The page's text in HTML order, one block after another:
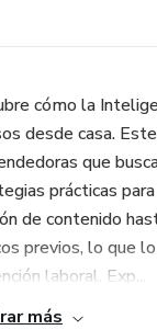
cómo la
desde casa.
que
prácticas
de contenido
previos, lo que
laboral. Exp...
más